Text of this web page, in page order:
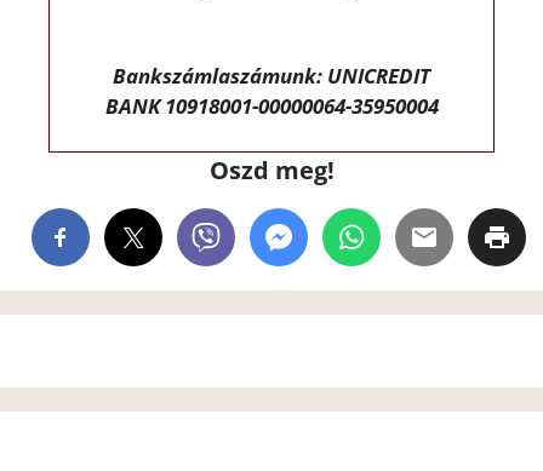
Bankszámlaszámunk: UNICREDIT
BANK 10918001-00000064-35950004
Oszd meg!